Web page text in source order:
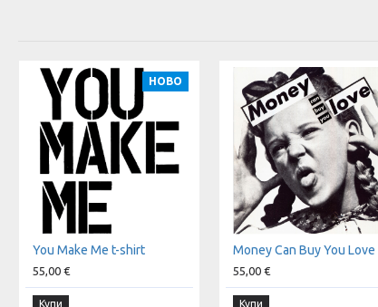
НОВО
You Make Me t-shirt
55,00 €
Купи
55,00 €
Купи